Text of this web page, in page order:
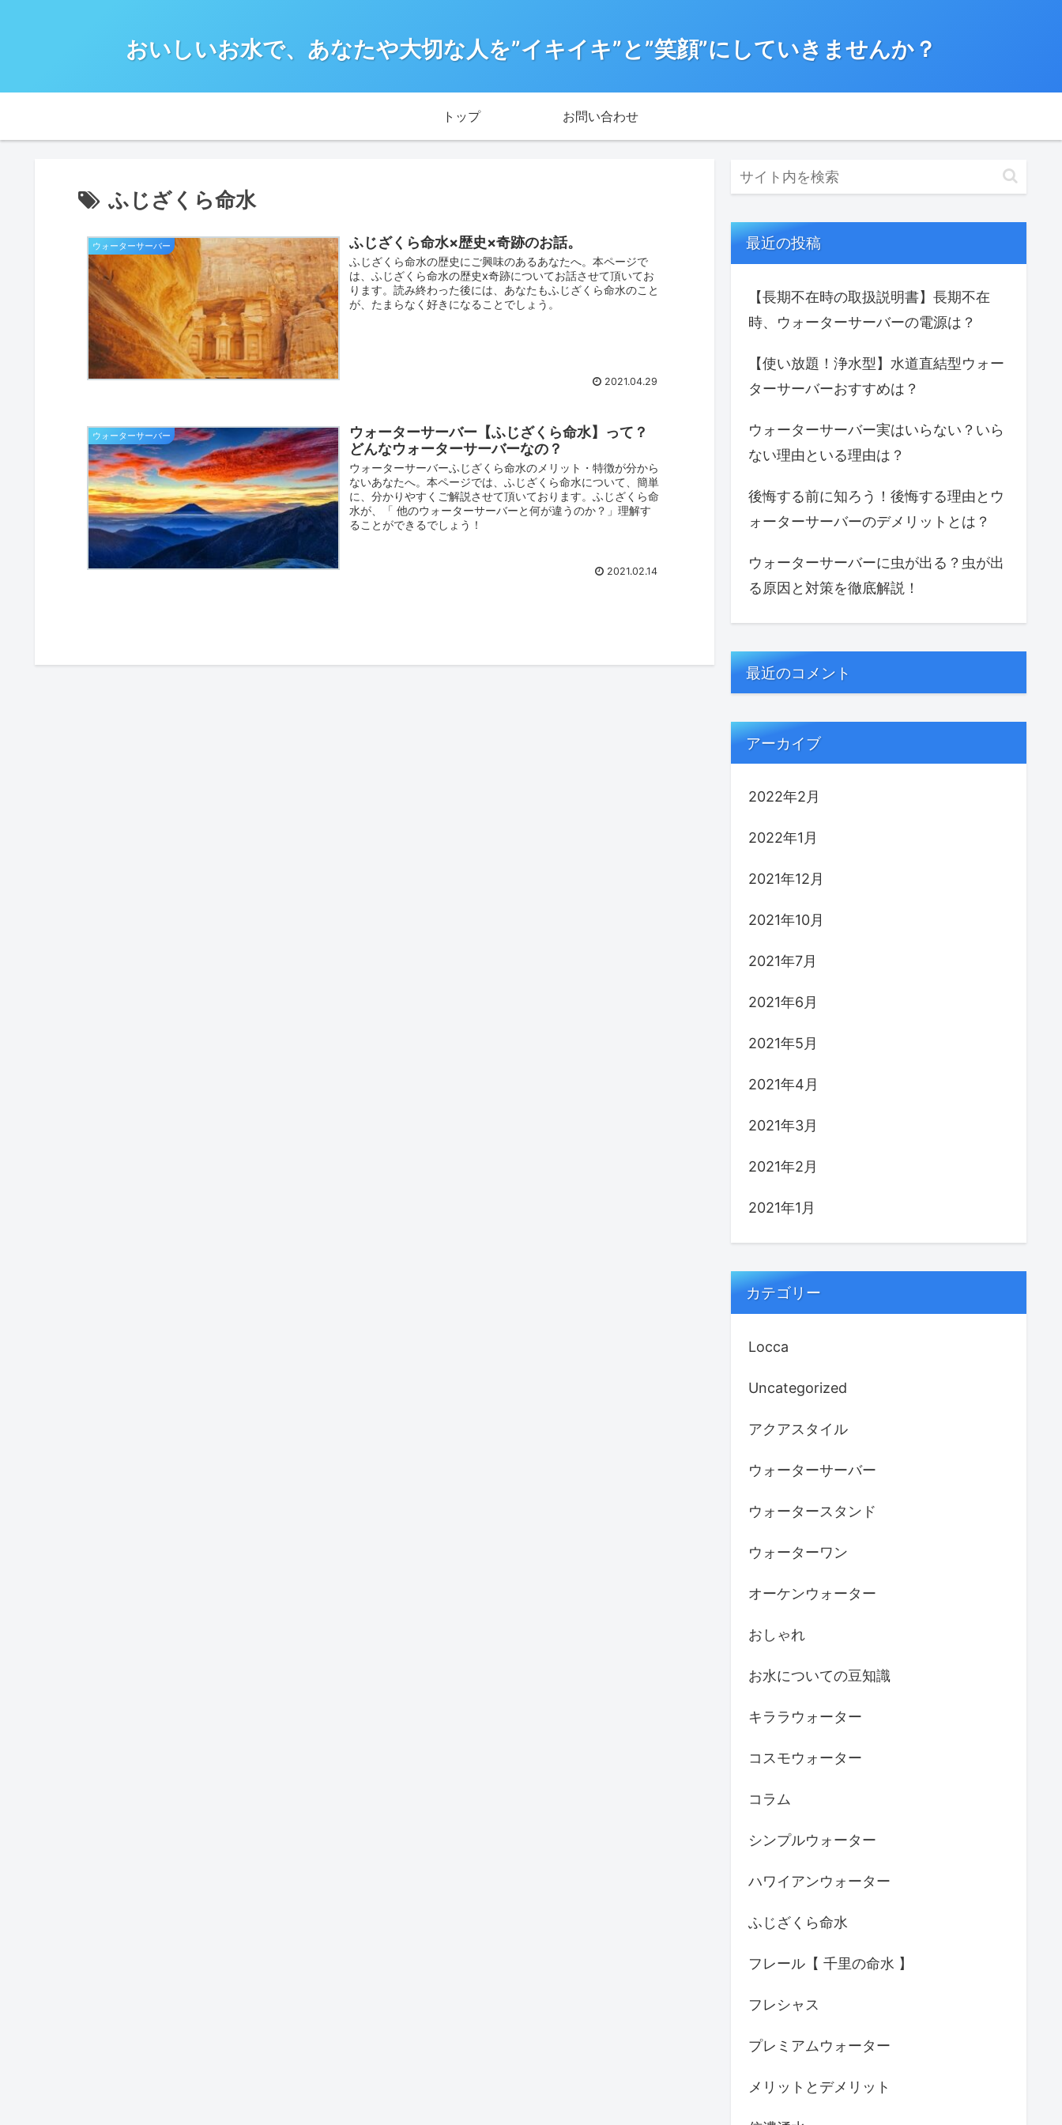
おいしいお水で、あなたや大切な人を”イキイキ”と”笑顔”にしていきませんか？
トップ お問い合わせ
ふじざくら命水
ウォーターサーバー ふじざくら命水×歴史×奇跡のお話。
ふじざくら命水の歴史にご興味のあるあなたへ。本ページで
は、ふじざくら命水の歴史x奇跡についてお話させて頂いてお
ります。読み終わった後には、あなたもふじざくら命水のこと
が、たまらなく好きになることでしょう。
2021.04.29
ウォーターサーバー
ウォーターサーバー【ふじざくら命水】って？
どんなウォーターサーバーなの？
ウォーターサーバーふじざくら命水のメリット・特徴が分から
ないあなたへ。本ページでは、ふじざくら命水について、簡単
に、分かりやすくご解説させて頂いております。ふじざくら命
水が、「 他のウォーターサーバーと何が違うのか？」理解す
ることができるでしょう！
2021.02.14
最近の投稿
【長期不在時の取扱説明書】長期不在
時、ウォーターサーバーの電源は？
【使い放題！浄水型】水道直結型ウォー
ターサーバーおすすめは？
ウォーターサーバー実はいらない？いら
ない理由といる理由は？
後悔する前に知ろう！後悔する理由とウ
ォーターサーバーのデメリットとは？
ウォーターサーバーに虫が出る？虫が出
る原因と対策を徹底解説！
最近のコメント
アーカイブ
2022年2月
2022年1月
2021年12月
2021年10月
2021年7月
2021年6月
2021年5月
2021年4月
2021年3月
2021年2月
2021年1月
カテゴリー
Locca
Uncategorized
アクアスタイル
ウォーターサーバー
ウォータースタンド
ウォーターワン
オーケンウォーター
おしゃれ
お水についての豆知識
キララウォーター
コスモウォーター
コラム
シンプルウォーター
ハワイアンウォーター
ふじざくら命水
フレール【 千里の命水 】
フレシャス
プレミアムウォーター
メリットとデメリット